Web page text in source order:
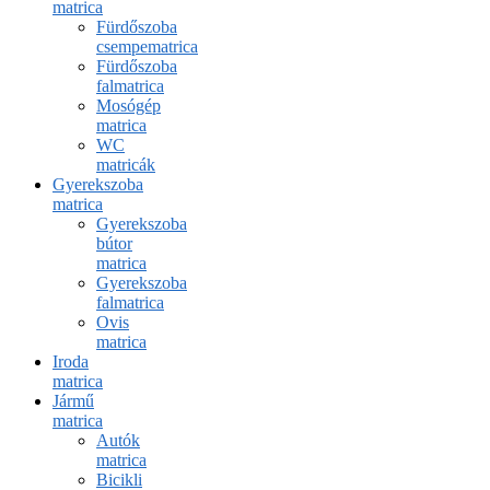
matrica
Fürdőszoba
csempematrica
Fürdőszoba
falmatrica
Mosógép
matrica
WC
matricák
Gyerekszoba
matrica
Gyerekszoba
bútor
matrica
Gyerekszoba
falmatrica
Ovis
matrica
Iroda
matrica
Jármű
matrica
Autók
matrica
Bicikli